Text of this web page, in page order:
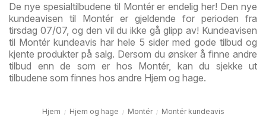
De nye spesialtilbudene til Montér er endelig her! Den nye
kundeavisen til Montér er gjeldende for perioden fra
tirsdag 07/07, og den vil du ikke gå glipp av! Kundeavisen
til Montér kundeavis har hele 5 sider med gode tilbud og
kjente produkter på salg. Dersom du ønsker å finne andre
tilbud enn de som er hos Montér, kan du sjekke ut
tilbudene som finnes hos andre Hjem og hage.
Hjem Hjem og hage Montér Montér kundeavis